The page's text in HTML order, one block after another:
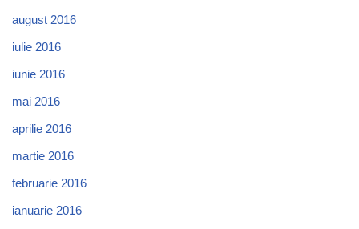
august 2016
iulie 2016
iunie 2016
mai 2016
aprilie 2016
martie 2016
februarie 2016
ianuarie 2016